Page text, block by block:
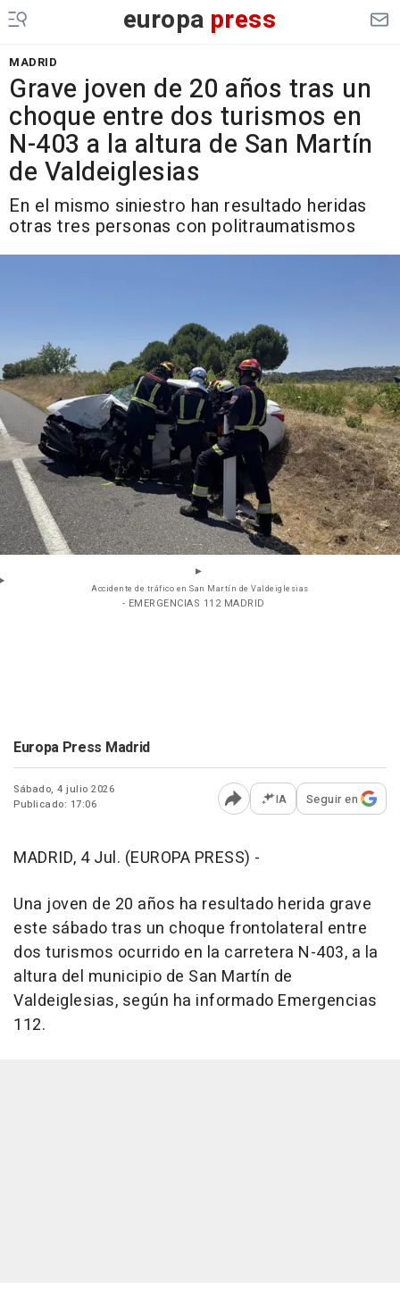
europa press
MADRID
Grave joven de 20 años tras un
choque entre dos turismos en
N-403 a la altura de San Martín
de Valdeiglesias
En el mismo siniestro han resultado heridas
otras tres personas con politraumatismos
Accidente de tráfico en San Martín de Valdeiglesias
- EMERGENCIAS 112 MADRID
Europa Press Madrid
Sábado, 4 julio 2026
Publicado: 17:06
Abrir opciones para
IA Seguir en
MADRID, 4 Jul. (EUROPA PRESS) -
Una joven de 20 años ha resultado herida grave
este sábado tras un choque frontolateral entre
dos turismos ocurrido en la carretera N-403, a la
altura del municipio de San Martín de
Valdeiglesias, según ha informado Emergencias
112.